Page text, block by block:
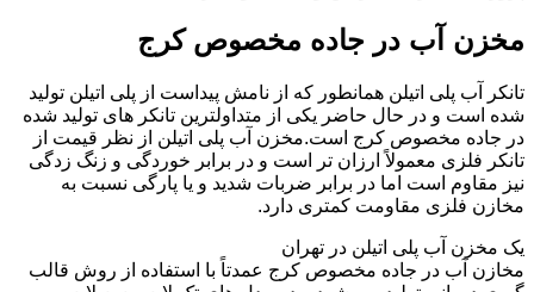
مخزن آب در جاده مخصوص کرج
تانکر آب پلی اتیلن همانطور که از نامش پیداست از پلی اتیلن تولید
شده است و در حال حاضر یکی از متداولترین تانکر های تولید شده
در جاده مخصوص کرج است.مخزن آب پلی اتیلن از نظر قیمت از
تانکر فلزی معمولاً ارزان تر است و در برابر خوردگی و زنگ زدگی
نیز مقاوم است اما در برابر ضربات شدید و یا پارگی نسبت به
مخازن فلزی مقاومت کمتری دارد.
یک مخزن آب پلی اتیلن در تهران
مخازن آب در جاده مخصوص کرج عمدتاً با استفاده از روش قالب